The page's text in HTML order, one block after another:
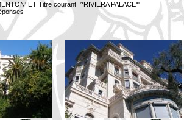
ET Titre courant='*RIVIERA PALACE*'